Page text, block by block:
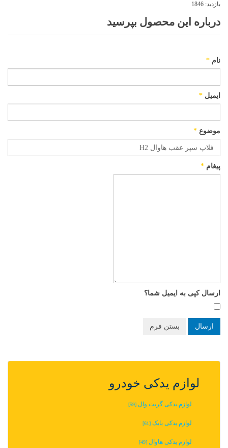
بازدید: 1846
درباره این محصول بپرسید
نام *
ایمیل *
موضوع *
پیغام *
ارسال کپی به ایمیل شما؟
ارسال بستن فرم
لوازم یدکی خودرو
لوازم یدکی گریت وال [59]
لوازم یدکی بایک [61]
لوازم یدکی هاوال [49]